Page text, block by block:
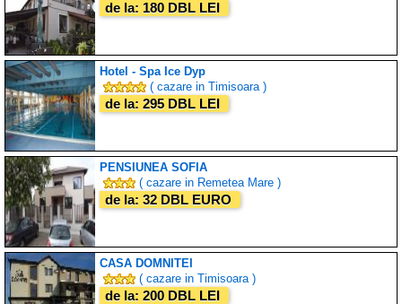
de la: 180 DBL LEI
Hotel - Spa Ice Dyp
( cazare in Timisoara )
de la: 295 DBL LEI
PENSIUNEA SOFIA
( cazare in Remetea Mare )
de la: 32 DBL EURO
CASA DOMNITEI
( cazare in Timisoara )
de la: 200 DBL LEI